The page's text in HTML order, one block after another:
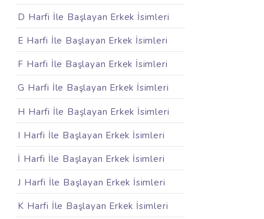
D Harfi İle Başlayan Erkek İsimleri
E Harfi İle Başlayan Erkek İsimleri
F Harfi İle Başlayan Erkek İsimleri
G Harfi İle Başlayan Erkek İsimleri
H Harfi İle Başlayan Erkek İsimleri
I Harfi İle Başlayan Erkek İsimleri
İ Harfi İle Başlayan Erkek İsimleri
J Harfi İle Başlayan Erkek İsimleri
K Harfi İle Başlayan Erkek İsimleri